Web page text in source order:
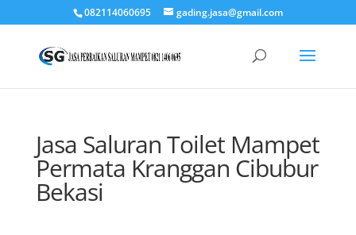
082114060695 gading.jasa@gmail.com
Jasa Saluran Toilet Mampet
Permata Kranggan Cibubur
Bekasi